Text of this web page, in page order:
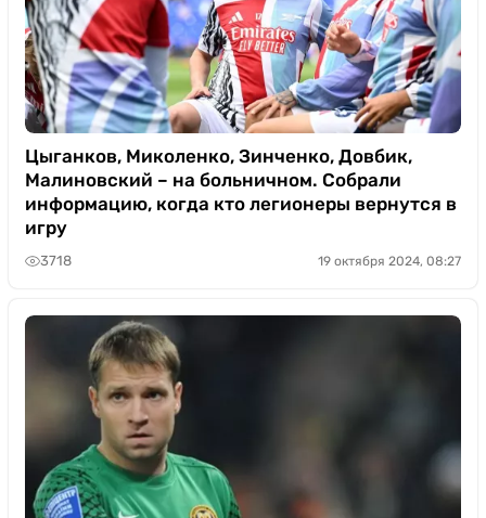
Цыганков, Миколенко, Зинченко, Довбик,
Малиновский – на больничном. Собрали
информацию, когда кто легионеры вернутся в
игру
3718 19 октября 2024, 08:27